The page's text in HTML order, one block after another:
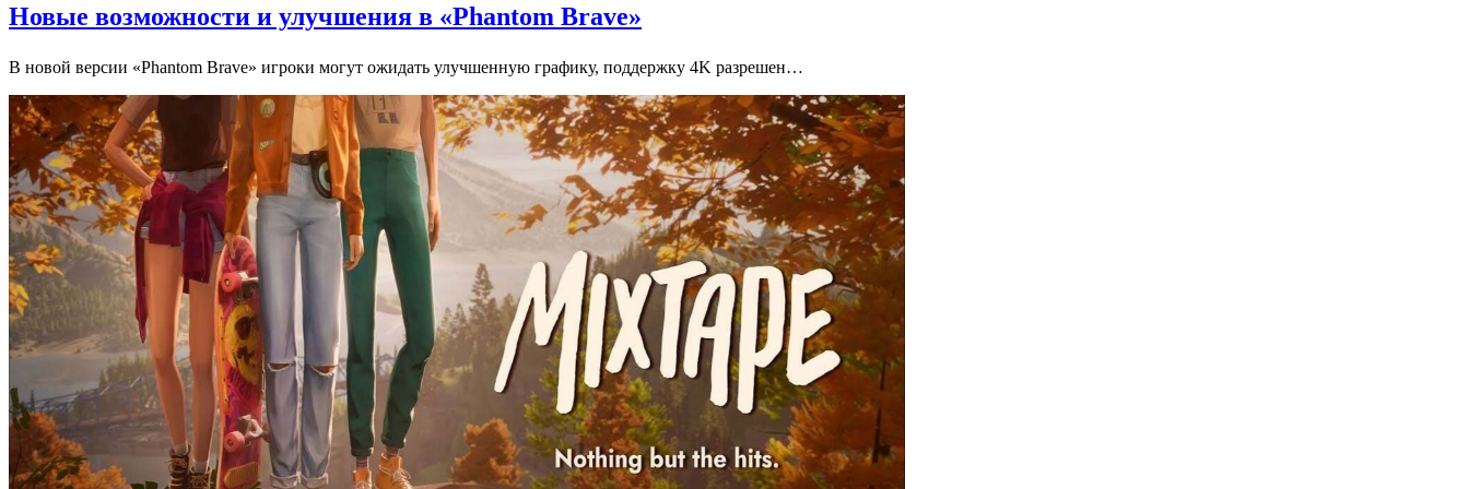
Новые возможности и улучшения в «Phantom Brave»
В новой версии «Phantom Brave» игроки могут ожидать улучшенную графику, поддержку 4K разрешен…